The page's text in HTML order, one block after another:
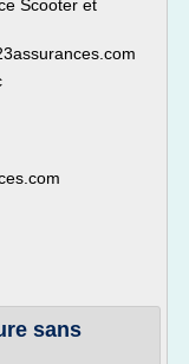
Scooter et
sans